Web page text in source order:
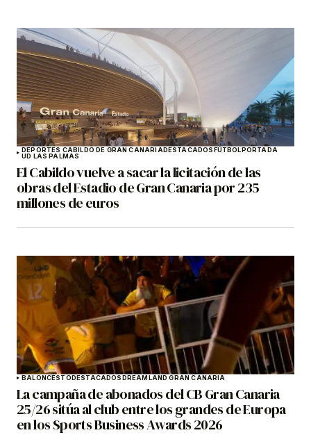
DEPORTES CABILDO DE GRAN CANARIADESTACADOSFÚTBOLPORTADA
UD LAS PALMAS
El Cabildo vuelve a sacar la licitación de las
obras del Estadio de Gran Canaria por 235
millones de euros
BALONCESTODESTACADOSDREAMLAND GRAN CANARIA
La campaña de abonados del CB Gran Canaria
25/26 sitúa al club entre los grandes de Europa
en los Sports Business Awards 2026